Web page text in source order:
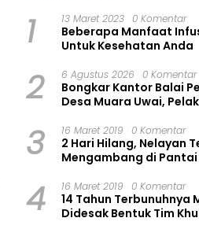
1 13 Maret 2023 0 Komentar
Beberapa Manfaat
Untuk Kesehatan Anda
2 6 Agustus 2026 0 Komentar
Bongkar Kantor Balai
Desa Muara Uwai,
3 16 Maret 2019 0 Komentar
2 Hari Hilang, Nelayan
Mengambang di
4 16 Maret 2019 0 Komentar
14 Tahun Terbunuhnya
Didesak Bentuk Tim